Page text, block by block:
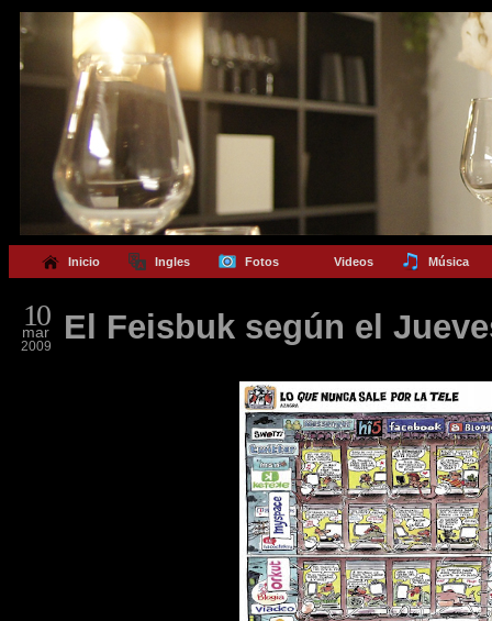
Inicio Ingles Fotos Videos Música
10
mar
2009 El Feisbuk según el